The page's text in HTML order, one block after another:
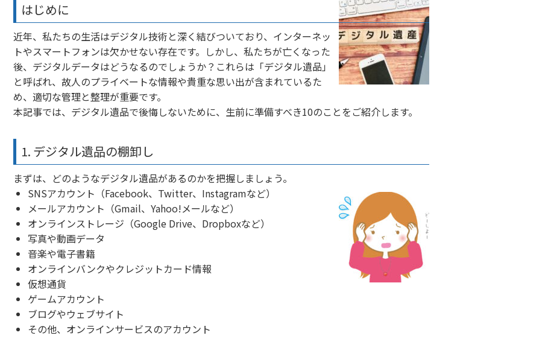
はじめに
近年、私たちの生活はデジタル技術と深く結びついており、インターネッ
トやスマートフォンは欠かせない存在です。しかし、私たちが亡くなった
後、デジタルデータはどうなるのでしょうか？これらは「デジタル遺品」
と呼ばれ、故人のプライベートな情報や貴重な思い出が含まれているた
め、適切な管理と整理が重要です。
本記事では、デジタル遺品で後悔しないために、生前に準備すべき10のことをご紹介します。
1. デジタル遺品の棚卸し
まずは、どのようなデジタル遺品があるのかを把握しましょう。
SNSアカウント（Facebook、Twitter、Instagramなど）
メールアカウント（Gmail、Yahoo!メールなど）
オンラインストレージ（Google Drive、Dropboxなど）
写真や動画データ
音楽や電子書籍
オンラインバンクやクレジットカード情報
仮想通貨
ゲームアカウント
ブログやウェブサイト
その他、オンラインサービスのアカウント